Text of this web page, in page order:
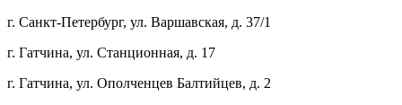
г. Санкт-Петербург, ул. Варшавская, д. 37/1
г. Гатчина, ул. Станционная, д. 17
г. Гатчина, ул. Ополченцев Балтийцев, д. 2